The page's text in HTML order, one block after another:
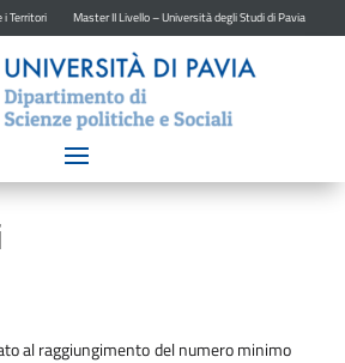
Territori Master II Livello – Università degli Studi di Pavia
al raggiungimento del numero minimo